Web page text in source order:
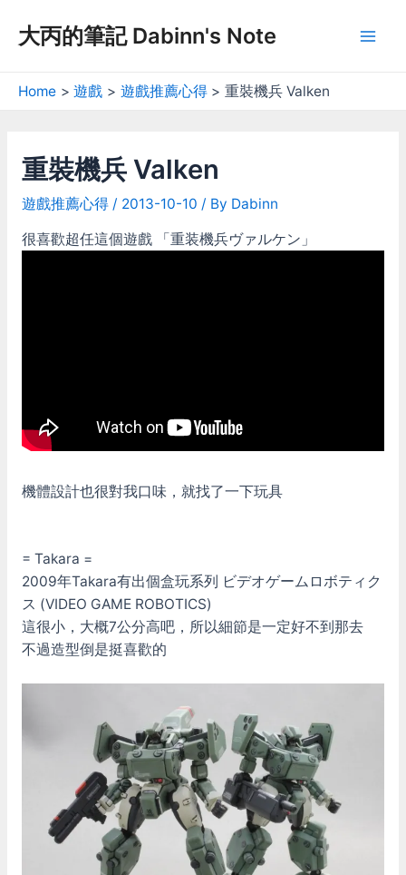
大丙的筆記 Dabinn's Note
Home 遊戲 遊戲推薦心得 重裝機兵 Valken
重裝機兵 Valken
遊戲推薦心得/ 2013-10-10 / By Dabinn
很喜歡超任這個遊戲 「重装機兵ヴァルケン」
機體設計也很對我口味，就找了一下玩具
= Takara =
2009年Takara有出個盒玩系列 ビデオゲームロボティク
ス (VIDEO GAME ROBOTICS)
這很小，大概7公分高吧，所以細節是一定好不到那去
不過造型倒是挺喜歡的